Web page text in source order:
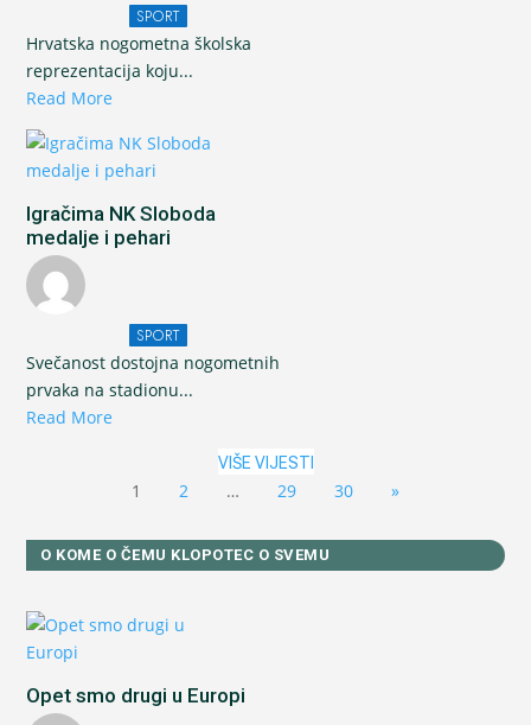
SPORT
Hrvatska nogometna školska
reprezentacija koju...
Read More
Igračima NK Sloboda
medalje i pehari
SPORT
Svečanost dostojna nogometnih
prvaka na stadionu...
Read More
VIŠE VIJESTI
1 2 … 29 30 »
O KOME O ČEMU KLOPOTEC O SVEMU
Opet smo drugi u Europi